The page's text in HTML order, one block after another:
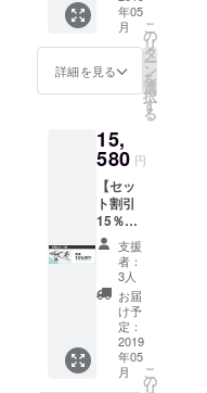
でお買
い求め
いただ
けま
す。 ・
R 1個
年05
月
詳細を見る
こ
の
リ
タ
ー
ン
を
選
択
す
る
15,
580 円
【セッ
ト割引
15％OF
F】定価
18330
円のと
ころ
15580
円(2750
円引き)
でお買
い求め
支援
者：
3人
お届
け予
定：
2019
年05
月
こ
の